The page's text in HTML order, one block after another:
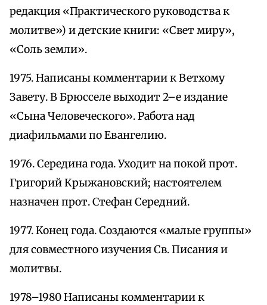
редакция «Практического руководства к
молитве») и детские книги: «Свет миру»,
«Соль земли».
1975. Написаны комментарии к Ветхому
Завету. В Брюсселе выходит 2–е издание
«Сына Человеческого». Работа над
диафильмами по Евангелию.
1976. Середина года. Уходит на покой прот.
Григорий Крыжановский; настоятелем
назначен прот. Стефан Середний.
1977. Конец года. Создаются «малые группы»
для совместного изучения Св. Писания и
молитвы.
1978–1980 Написаны комментарии к